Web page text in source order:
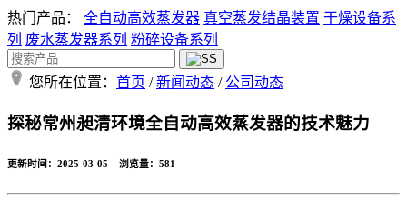
热门产品： 全自动高效蒸发器 真空蒸发结晶装置 干燥设备系
列 废水蒸发器系列 粉碎设备系列
您所在位置： 首页 /新闻动态 / 公司动态
探秘常州昶清环境全自动高效蒸发器的技术魅力
更新时间：2025-03-05 浏览量： 581